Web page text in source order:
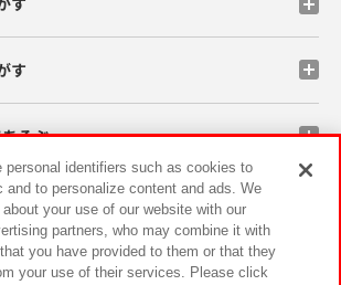
す
す
そぶ
ンペーン
personal identifiers such as cookies to
and to personalize content and ads. We
your use of our website with our
partners, who may combine it with
you have provided to them or that they
your use of their services. Please click